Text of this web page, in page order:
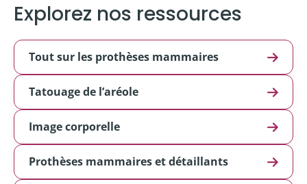
Explorez nos ressources
Tout sur les prothèses mammaires
Tatouage de l’aréole
Image corporelle
Prothèses mammaires et détaillants